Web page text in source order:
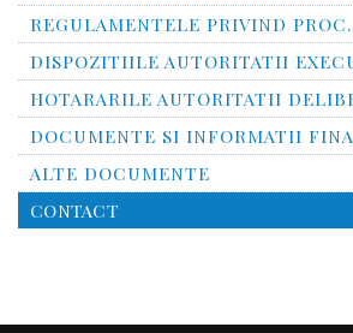
REGULAMENTELE PRIVIND
DISPOZITIILE AUTORITATII
HOTARARILE AUTORITATII
DOCUMENTE SI INFORMATII
ALTE DOCUMENTE
CONTACT